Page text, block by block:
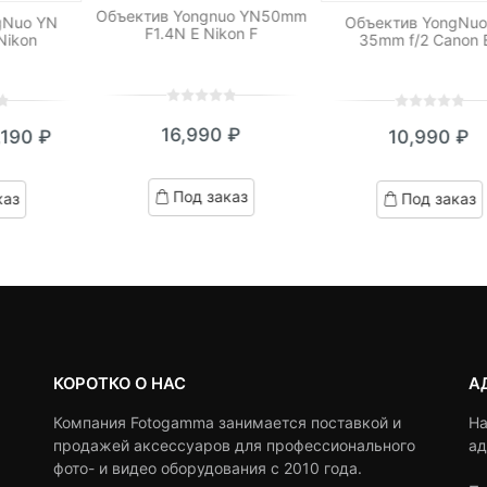
YN
₽
₽.
Объектив Yongnuo YN50mm
F1.4N E Nikon F
out
based
on
customer
16,990 ₽
Под заказ
Объектив
35mm f/2 Canon
out
based
on
customer
10,990₽
Под заказ
КОРОТКО О НАС
Компания Fotogamma занимается поставкой и
продажей аксессуаров для профессионального
фото- и видео оборудования с 2010 года.